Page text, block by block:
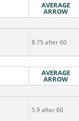
AVERAGE
ARROW
8.75 after 60
AVERAGE
ARROW
5.9 after 60